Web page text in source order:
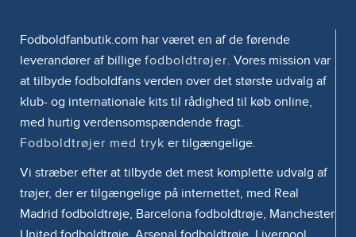
Fodboldfanbutik.com har været en af de førende
leverandører af billige fodboldtrøjer. Vores mission var
at tilbyde fodboldfans verden over det største udvalg af
klub- og internationale kits til rådighed til køb online,
med hurtig verdensomspændende fragt.
Fodboldtrøjer med tryk er tilgængelige.
Vi stræber efter at tilbyde det mest komplette udvalg af
trøjer, der er tilgængelige på internettet, med Real
Madrid fodboldtrøje, Barcelona fodboldtrøje, Manchester